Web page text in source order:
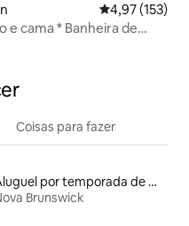
4,97 de uma
4,97 (153)
e cama * Banheira de
Coisas para fazer
Aluguel por temporada de microcasas
Brunswick